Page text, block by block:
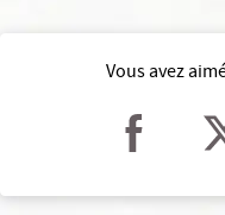
Vous avez